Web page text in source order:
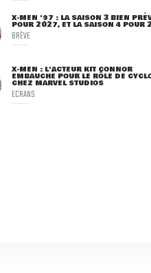
X-MEN '97 : LA SAISON 3 BIEN
POUR 2027, ET LA SAISON 4 POUR
BRÈVE
X-MEN : L'ACTEUR KIT CONNOR
EMBAUCHÉ POUR LE RÔLE DE
CHEZ MARVEL STUDIOS
ECRANS